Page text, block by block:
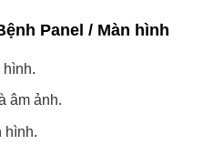
Panel / Màn hình
hình.
âm ảnh.
hình.